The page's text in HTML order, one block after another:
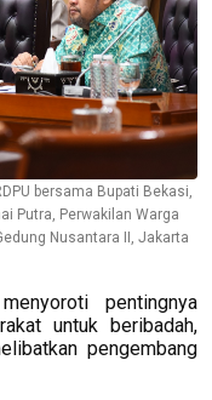
bersama Bupati Bekasi,
Putra, Perwakilan Warga
Nusantara II, Jakarta
pentingnya
untuk beribadah,
pengembang